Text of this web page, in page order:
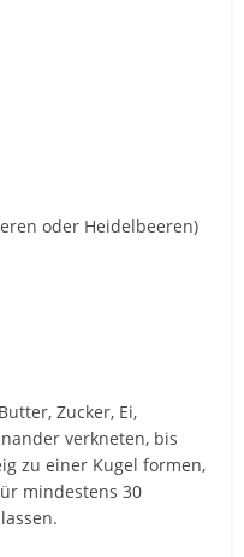
oder Heidelbeeren)
Zucker, Ei,
verkneten, bis
zu einer Kugel formen,
mindestens 30